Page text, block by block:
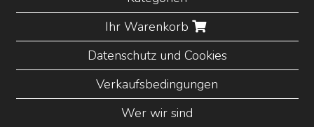
Ihr Warenkorb
Datenschutz und Cookies
Verkaufsbedingungen
Wer wir sind